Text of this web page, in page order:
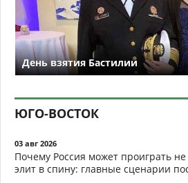
День взятия Бастилии
ЮГО-ВОСТОК
03 авг 2026
Почему Россия может проиграть
элит в спину: главные сценарии